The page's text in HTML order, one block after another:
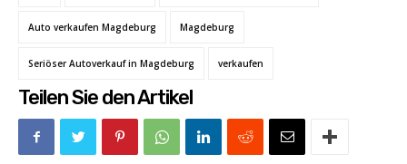
Auto verkaufen Magdeburg Magdeburg
Seriöser Autoverkauf in Magdeburg verkaufen
Teilen Sie den Artikel